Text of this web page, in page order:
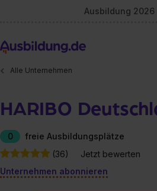
Ausbildung 2026
Alle Unternehmen
HARIBO
0
freie Ausbildungsplätze
(36)
Jetzt bewerten
Unternehmen abonnieren